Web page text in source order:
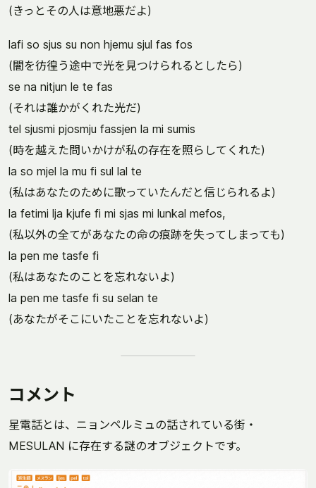
(きっとその人は意地悪だよ)
lafi so sjus su non hjemu sjul fas fos
(闇を彷徨う途中で光を見つけられるとしたら)
se na nitjun le te fas
(それは誰かがくれた光だ)
tel sjusmi pjosmju fassjen la mi sumis
(時を越えた問いかけが私の存在を照らしてくれた)
la so mjel la mu fi sul lal te
(私はあなたのために歌っていたんだと信じられるよ)
la fetimi lja kjufe fi mi sjas mi lunkal mefos,
(私以外の全てがあなたの命の痕跡を失ってしまっても)
la pen me tasfe fi
(私はあなたのことを忘れないよ)
la pen me tasfe fi su selan te
(あなたがそこにいたことを忘れないよ)
コメント
星電話とは、ニョンペルミュの話されている街・
MESULAN に存在する謎のオブジェクトです。